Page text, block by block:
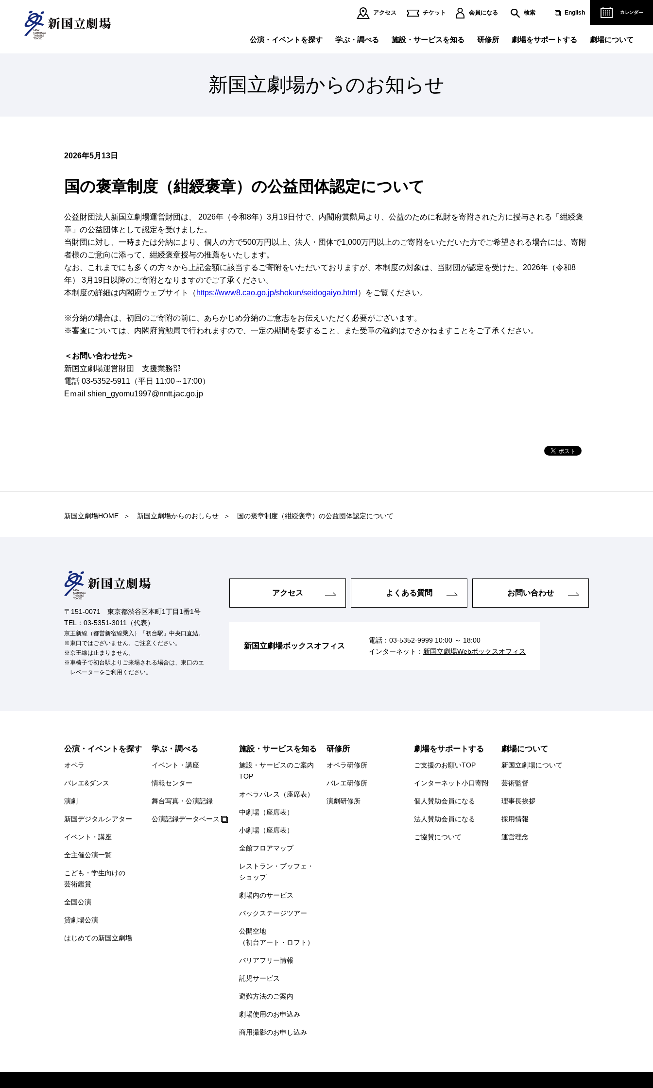
アクセス チケット 会員になる 検索 English
公演・イベントを探す
オペラ バレエ&ダンス
全主催公演一覧
全国公演
学ぶ・調べる
情報センター
イベント・講座 公演記録データベース
施設・サービスを知る
小劇場
（座席表）
施設・サービスの
ご案内TOP
バックステージツアー 劇場使用のお申し込み
研修所
オペラ研修所
研修事業について
劇場をサポートする
インターネット小口寄附 個人賛助会員になる 法人賛助会員になる
劇場について
理事長挨拶 運営理念
新国立劇場からのお知らせ
2026年5月13日
国の褒章制度（紺綬褒章）の公益団体認定について
公益財団法人新国立劇場運営財団は、 2026年（令和8年）3月19日付で、内閣府賞勲局より、公益のために私財を寄附された方に授与される「紺綬褒
章」の公益団体として認定を受けました。
当財団に対し、一時または分納により、個人の方で500万円以上、法人・団体で1,000万円以上のご寄附をいただいた方でご希望される場合には、寄附
者様のご意向に添って、紺綬褒章授与の推薦をいたします。
なお、これまでにも多くの方々から上記金額に該当するご寄附をいただいておりますが、本制度の対象は、当財団が認定を受けた、2026年（令和8
年） 3月19日以降のご寄附となりますのでご了承ください。
本制度の詳細は内閣府ウェブサイト（ https://www8.cao.go.jp/shokun/seidogaiyo.html ）をご覧ください。
※分納の場合は、初回のご寄附の前に、あらかじめ分納のご意志をお伝えいただく必要がございます。
※審査については、内閣府賞勲局で行われますので、一定の期間を要すること、また受章の確約はできかねますことをご了承ください。
＜お問い合わせ先＞
新国立劇場運営財団 支援業務部
電話 03-5352-5911（平日 11:00～17:00）
Eｍail shien_gyomu1997@nntt.jac.go.jp
新国立劇場HOME 新国立劇場からのおしらせ 国の褒章制度（紺綬褒章）の公益団体認定について
〒151-0071 東京都渋谷区本町1丁目1番1号
TEL：03-5351-3011（代表）
京王新線（都営新宿線乗入）「初台駅」中央口直結。
東口ではございません。ご注意ください。
京王線は止まりません。
車椅子で初台駅よりご来場される場合は、東口のエ
レベーターをご利用ください。
アクセス よくある質問 お問い合わせ
新国立劇場ボックスオフィス
電話： 03-5352-9999 10:00 ～ 18:00
インターネット： 新国立劇場Webボックスオフィス
公演・イベントを探す
オペラ
バレエ&ダンス
演劇
新国デジタルシアター
イベント・講座
全主催公演一覧
こども・学生向けの
芸術鑑賞
全国公演
貸劇場公演
はじめての新国立劇場
学ぶ・調べる
イベント・講座
情報センター
舞台写真・公演記録
公演記録データベース
施設・サービスを知る
施設・サービスのご案内
TOP
オペラパレス（座席表）
中劇場（座席表）
小劇場（座席表）
全館フロアマップ
レストラン・ブッフェ・
ショップ
劇場内のサービス
バックステージツアー
公開空地
（初台アート・ロフト）
バリアフリー情報
託児サービス
避難方法のご案内
劇場使用のお申込み
商用撮影のお申し込み
研修所
オペラ研修所
バレエ研修所
演劇研修所
劇場をサポートする
ご支援のお願いTOP
インターネット小口寄附
個人賛助会員になる
法人賛助会員になる
ご協賛について
劇場について
新国立劇場について
芸術監督
理事長挨拶
採用情報
運営理念